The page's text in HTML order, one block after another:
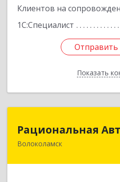
Клиентов на
1С:Специалист
Отправить
Показать
Отправить
Назад
Рациональная
Волоколамск
143600, Московская